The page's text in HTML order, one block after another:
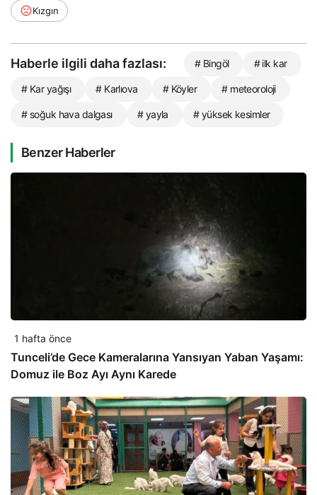
Kızgın
Haberle ilgili daha fazlası: # Bingöl # ilk kar
# Kar yağışı # Karlıova # Köyler # meteoroloji
# soğuk hava dalgası # yayla # yüksek kesimler
Benzer Haberler
1 hafta önce
Tunceli’de Gece Kameralarına Yansıyan Yaban Yaşamı:
Domuz ile Boz Ayı Aynı Karede